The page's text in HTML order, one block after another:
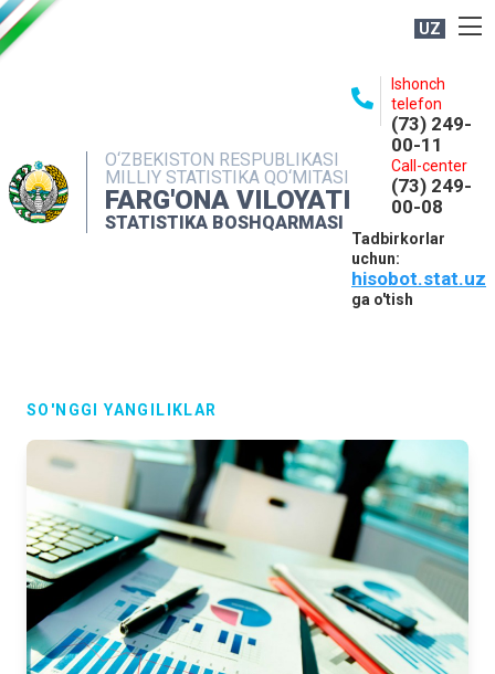
UZ
O‘ZBEKISTON RESPUBLIKASI
MILLIY STATISTIKA QO‘MITASI
FARG'ONA VILOYATI
STATISTIKA BOSHQARMASI
Ishonch
telefon
(73) 249-
00-11
Call-center
(73) 249-
00-08
Tadbirkorlar
uchun:
hisobot.stat.uz
ga o'tish
NASHRLAR
INTERAKTIV XIZMATLAR
MATBUOT XIZMATI
SO'NGGI YANGILIKLAR